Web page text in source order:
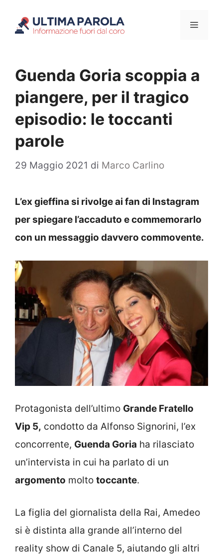
Menu
Guenda Goria scoppia a
piangere, per il tragico
episodio: le toccanti
parole
29 Maggio 2021 di Marco Carlino
L’ex gieffina si rivolge ai fan di Instagram
per spiegare l’accaduto e commemorarlo
con un messaggio davvero commovente.
Protagonista dell’ultimo Grande Fratello
Vip 5, condotto da Alfonso Signorini, l’ex
concorrente, Guenda Goria ha rilasciato
un’intervista in cui ha parlato di un
argomento molto toccante.
La figlia del giornalista della Rai, Amedeo
si è distinta alla grande all’interno del
reality show di Canale 5, aiutando gli altri